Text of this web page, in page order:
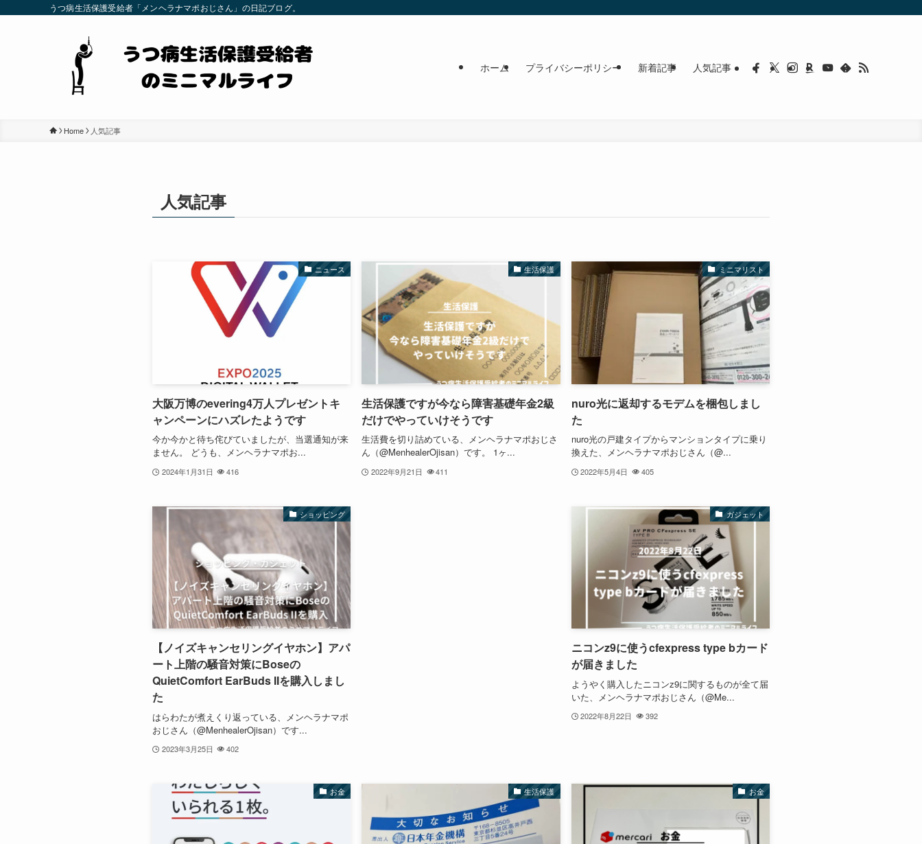
うつ病生活保護受給者「メンヘラナマポおじさん」の日記ブログ。
ホーム プライバシーポリシー 新着記事 人気記事
Home 人気記事
人気記事
ニュース
大阪万博のevering4万人プレゼントキ
ャンペーンにハズレたようです
今か今かと待ち侘びていましたが、当選通知が来
ません。 どうも、メンヘラナマポお...
2024年1月31日 416
生活保護
生活保護ですが今なら障害基礎年金2級
だけでやっていけそうです
生活費を切り詰めている、メンヘラナマポおじさ
ん（@MenhealerOjisan）です。 1ヶ...
2022年9月21日 411
ミニマリスト
nuro光に返却するモデムを梱包しまし
た
nuro光の戸建タイプからマンションタイプに乗り
換えた、メンヘラナマポおじさん（@...
2022年5月4日 405
ショッピング
【ノイズキャンセリングイヤホン】アパ
ート上階の騒音対策にBoseの
QuietComfort EarBuds IIを購入しまし
た
はらわたが煮えくり返っている、メンヘラナマポ
おじさん（@MenhealerOjisan）です...
2023年3月25日 402
ガジェット
ニコンz9に使うcfexpress type bカード
が届きました
ようやく購入したニコンz9に関するものが全て届
いた、メンヘラナマポおじさん（@Me...
2022年8月22日 392
お金 生活保護 お金